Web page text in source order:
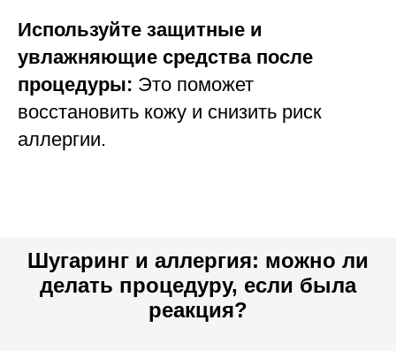
Используйте защитные и
увлажняющие средства после
процедуры: Это поможет
восстановить кожу и снизить риск
аллергии.
Шугаринг и аллергия: можно ли
делать процедуру, если была
реакция?